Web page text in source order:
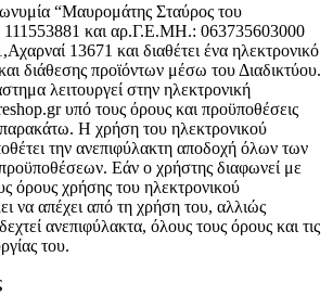
“Μαυρομάτης Σταύρος του
και αρ.Γ.Ε.ΜΗ.: 063735603000
13671 και διαθέτει ένα ηλεκτρονικό
διάθεσης προϊόντων μέσω του Διαδικτύου.
λειτουργεί στην ηλεκτρονική
υπό τους όρους και προϋποθέσεις
Η χρήση του ηλεκτρονικού
την ανεπιφύλακτη αποδοχή όλων των
Εάν ο χρήστης διαφωνεί με
όρους χρήσης του ηλεκτρονικού
να απέχει από τη χρήση του, αλλιώς
ανεπιφύλακτα, όλους τους όρους και τις
του.